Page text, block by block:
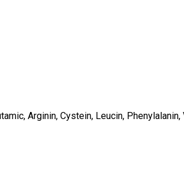
Arginin, Cystein, Leucin,